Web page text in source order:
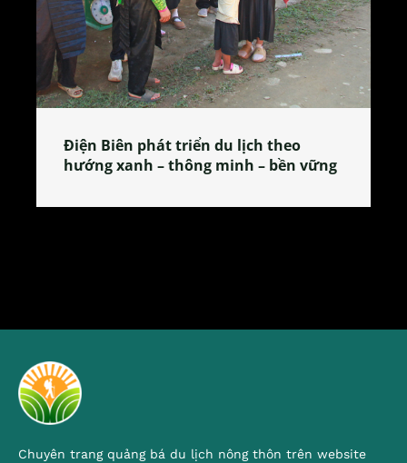
Làng làm bánh tẻ Phú Nhi – nơi lan
tỏa đặc sản xứ Đoài
Chuyên trang quảng bá du lịch nông thôn trên website